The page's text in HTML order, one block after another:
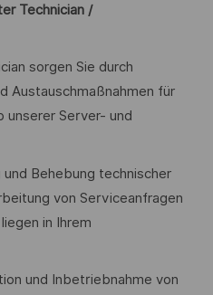
Technician /
sorgen Sie durch
Austauschmaßnahmen für
unserer Server- und
Behebung technischer
von Serviceanfragen
in Ihrem
und Inbetriebnahme von